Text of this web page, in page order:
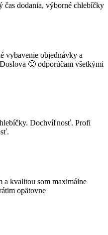
čas dodania, výborné chlebíčky
vybavenie objednávky a
🙂 odporúčam všetkými
Dochvíľnosť. Profi
a kvalitou som maximálne
opätovne